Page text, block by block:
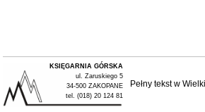
KSIĘGARNIA GÓRSKA
ul. Zaruskiego 5
34-500 ZAKOPANE
tel. (018) 20 124 81
Pełny tekst w